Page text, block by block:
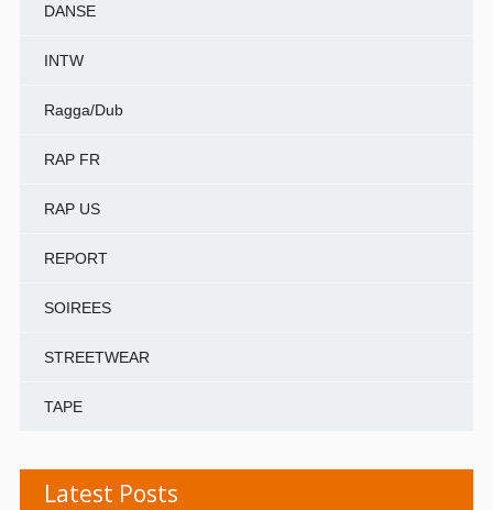
DANSE
INTW
Ragga/Dub
RAP FR
RAP US
REPORT
SOIREES
STREETWEAR
TAPE
Latest Posts